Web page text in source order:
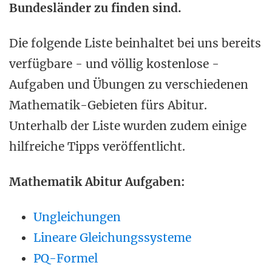
Bundesländer zu finden sind.
Die folgende Liste beinhaltet bei uns bereits
verfügbare - und völlig kostenlose -
Aufgaben und Übungen zu verschiedenen
Mathematik-Gebieten fürs Abitur.
Unterhalb der Liste wurden zudem einige
hilfreiche Tipps veröffentlicht.
Mathematik Abitur Aufgaben:
Ungleichungen
Lineare Gleichungssysteme
PQ-Formel